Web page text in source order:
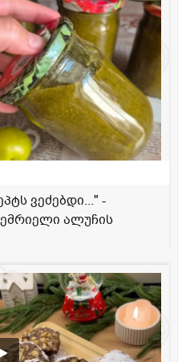
ვეძებდი..." -
ალუჩის